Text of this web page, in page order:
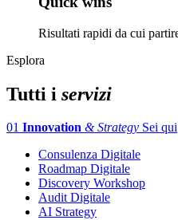
Risultati rapidi da cui
Esplora
Tutti i servizi
01 Innovation & Strategy Sei qui
Consulenza Digitale
Roadmap Digitale
Discovery Workshop
Audit Digitale
AI Strategy